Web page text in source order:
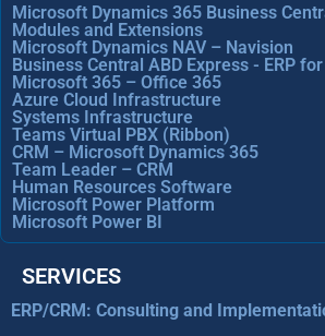
Microsoft Dynamics 365 Business
Modules and Extensions
Microsoft Dynamics NAV – Navision
Business Central ABD Express - ERP
Microsoft 365 – Office 365
Azure Cloud Infrastructure
Systems Infrastructure
Teams Virtual PBX (Ribbon)
CRM – Microsoft Dynamics 365
Team Leader – CRM
Human Resources Software
Microsoft Power Platform
Microsoft Power BI
SERVICES
ERP/CRM: Consulting and